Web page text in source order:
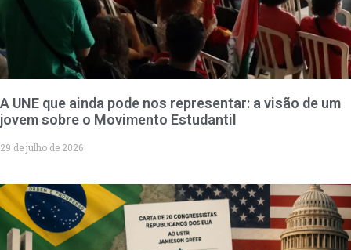
A UNE que ainda pode nos representar: a visão de um
jovem sobre o Movimento Estudantil
29 de julho de 2026